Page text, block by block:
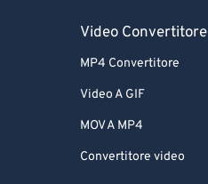
Video Convertitore
MP4 Convertitore
Video A GIF
MOV A MP4
Convertitore video